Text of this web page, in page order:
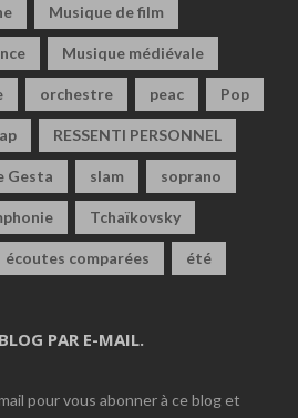
Musique de film
Musique médiévale
orchestre peac Pop
RESSENTI PERSONNEL
Gesta slam soprano
Tchaïkovsky
écoutes comparées été
PAR E-MAIL.
pour vous abonner à ce blog et